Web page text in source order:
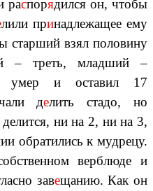
распорядился он, чтобы
лили принадлежащее ему
старший взял половину
– треть, младший –
умер и оставил 17
делить стадо, но
ни на 2, ни на 3,
обратились к мудрецу.
верблюде и
завещанию. Как он